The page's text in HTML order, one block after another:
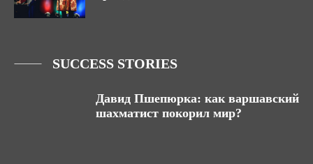
SUCCESS STORIES
Давид Пшепюрка: как варшавский
шахматист покорил мир?